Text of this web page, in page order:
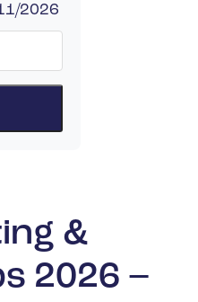
&
2026 –
2026